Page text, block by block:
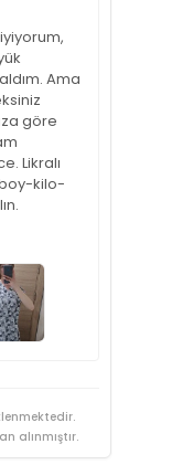
Ama
göre
Likralı
kilo-
alınmıştır.